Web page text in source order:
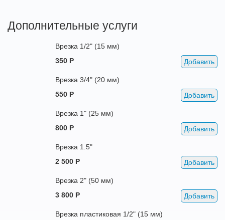
Дополнительные услуги
Врезка 1/2" (15 мм)
350 Р
Добавить
Врезка 3/4" (20 мм)
550 Р
Добавить
Врезка 1" (25 мм)
800 Р
Добавить
Врезка 1.5"
2 500 Р
Добавить
Врезка 2" (50 мм)
3 800 Р
Добавить
Врезка пластиковая 1/2" (15 мм)